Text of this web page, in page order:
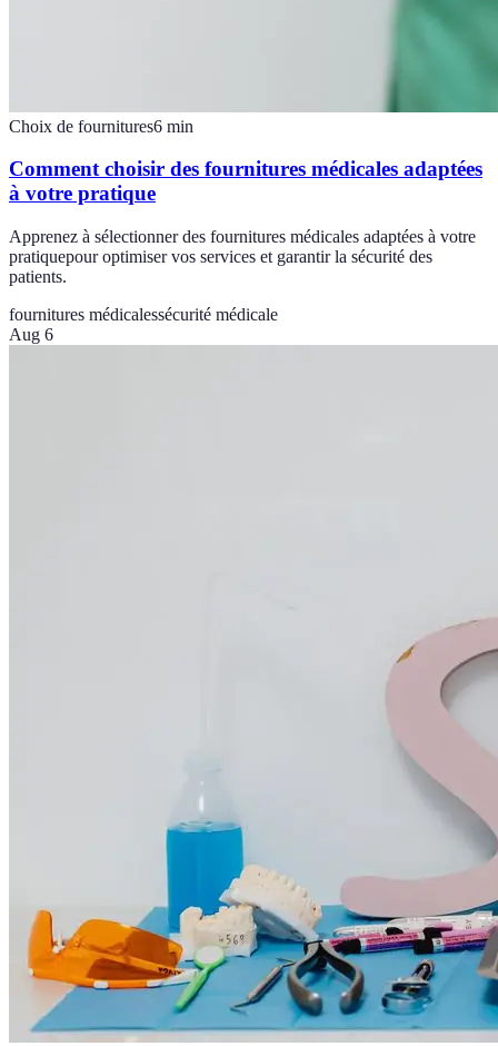
Choix de fournitures6 min
Comment choisir des fournitures médicales adaptées
à votre pratique
Apprenez à sélectionner des fournitures médicales adaptées à votre
pratiquepour optimiser vos services et garantir la sécurité des
patients.
fournitures médicalessécurité médicale
Aug 6